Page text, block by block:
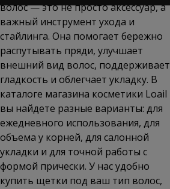
волос — это не просто аксессуар, а
важный инструмент ухода и
стайлинга. Она помогает бережно
распутывать пряди, улучшает
внешний вид волос, поддерживает
гладкость и облегчает укладку. В
каталоге магазина косметики Loail
вы найдете разные варианты: для
ежедневного использования, для
объема у корней, для салонной
укладки и для точной работы с
формой прически. У нас удобно
купить щетки под ваш тип волос,